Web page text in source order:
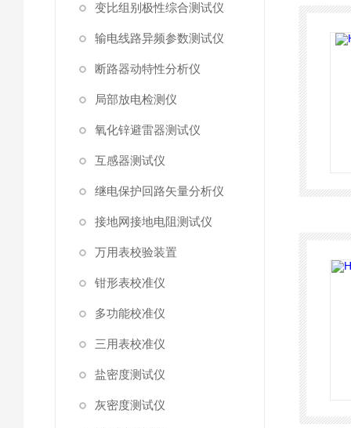
变比组别极性综合测试仪
输电线路异频参数测试仪
断路器动特性分析仪
局部放电检测仪
氧化锌避雷器测试仪
互感器测试仪
继电保护回路矢量分析仪
接地网接地电阻测试仪
万用表校验装置
钳形表校准仪
多功能校准仪
三用表校准仪
盐密度测试仪
灰密度测试仪